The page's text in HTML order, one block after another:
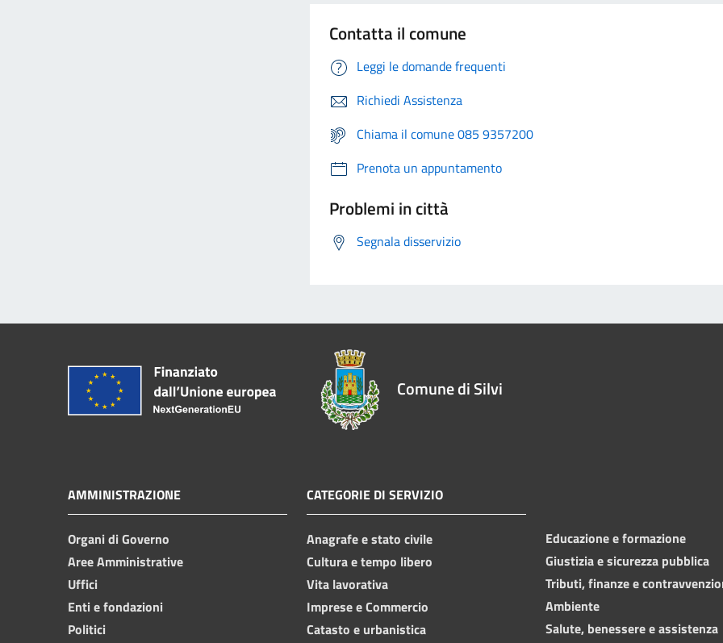
Contatta il comune
Leggi le domande frequenti
Richiedi Assistenza
Chiama il comune 085 9357200
Prenota un appuntamento
Problemi in città
Segnala disservizio
Comune di Silvi
AMMINISTRAZIONE
Organi di Governo
Aree Amministrative
Uffici
Enti e fondazioni
Politici
CATEGORIE DI SERVIZIO
Anagrafe e stato civile
Cultura e tempo libero
Vita lavorativa
Imprese e Commercio
Catasto e urbanistica
Educazione e formazione
Giustizia e sicurezza pubblica
Tributi, finanze e
Ambiente
Salute, benessere e assistenza